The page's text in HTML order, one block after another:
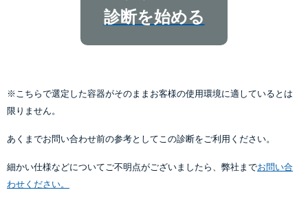
診断を始める
※こちらで選定した容器がそのままお客様の使用環境に適しているとは
限りません。
あくまでお問い合わせ前の参考としてこの診断をご利用ください。
細かい仕様などについてご不明点がございましたら、弊社までお問い合
わせください。